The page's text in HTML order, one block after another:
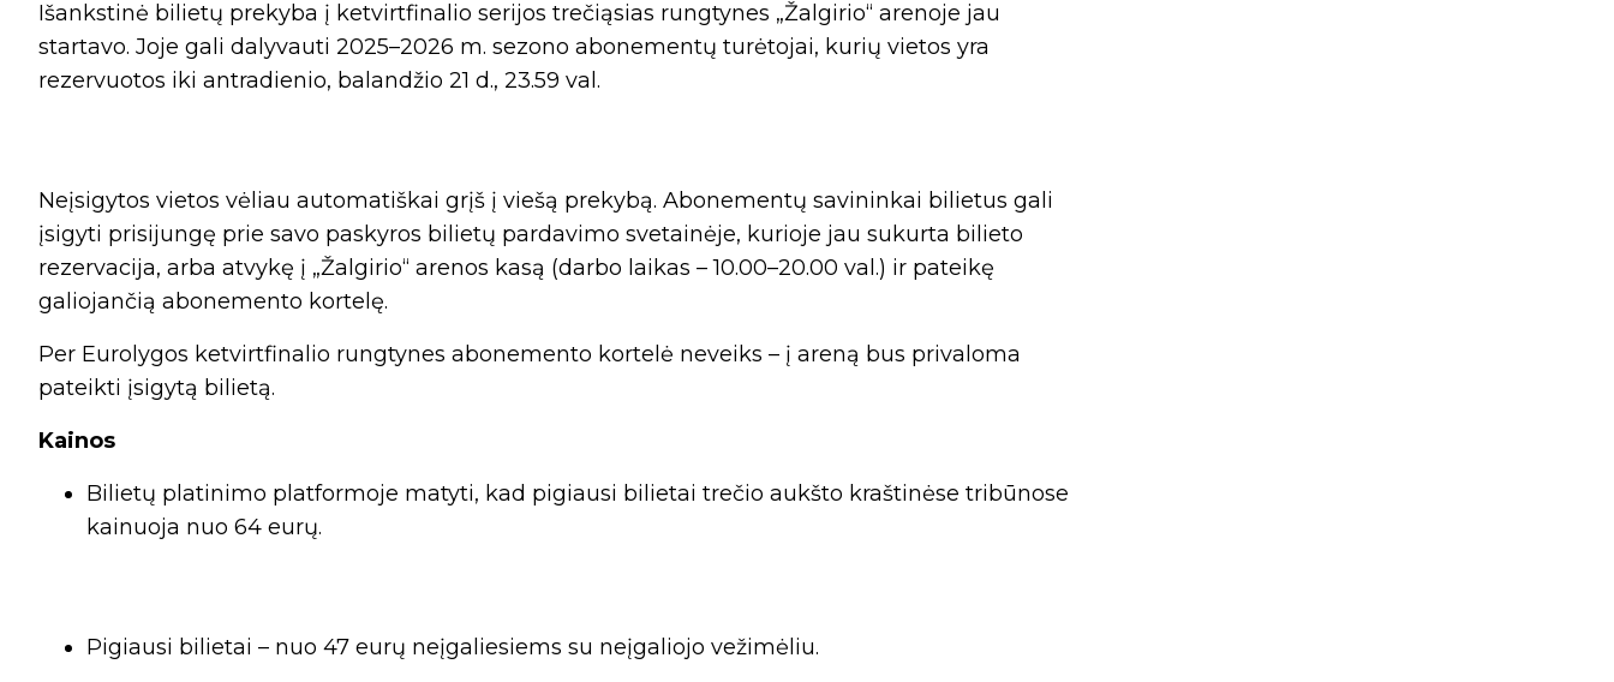
Išankstinė bilietų prekyba į ketvirtfinalio serijos trečiąsias rungtynes „Žalgirio“ arenoje jau
startavo. Joje gali dalyvauti 2025–2026 m. sezono abonementų turėtojai, kurių vietos yra
rezervuotos iki antradienio, balandžio 21 d., 23.59 val.
Neįsigytos vietos vėliau automatiškai grįš į viešą prekybą. Abonementų savininkai bilietus gali
įsigyti prisijungę prie savo paskyros bilietų pardavimo svetainėje, kurioje jau sukurta bilieto
rezervacija, arba atvykę į „Žalgirio“ arenos kasą (darbo laikas – 10.00–20.00 val.) ir pateikę
galiojančią abonemento kortelę.
Per Eurolygos ketvirtfinalio rungtynes abonemento kortelė neveiks – į areną bus privaloma
pateikti įsigytą bilietą.
Kainos
Bilietų platinimo platformoje matyti, kad pigiausi bilietai trečio aukšto kraštinėse tribūnose
kainuoja nuo 64 eurų.
Pigiausi bilietai – nuo 47 eurų neįgaliesiems su neįgaliojo vežimėliu.